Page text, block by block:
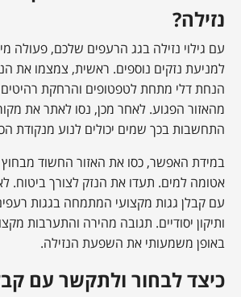
נזילה?
עם גילוי נזילה בגג הרעפים שלכם, פעולה
למניעת נזקים נוספים. ראשית, צמצמו את
הנחת דלי מתחת לטפטופים והרחקת
מהאזור הפגוע. לאחר מכן, נסו לאתר את
התחשבות בכך שמים יכולים לנוע מנקודת
במידת האפשר, כסו את האזור החשוד מבחוץ
אטומה למים. תעדו את הנזק לצורך ביטוח.
עם קבלן גגות מקצועי המתמחה בגגות
ותיקון יסודיים. תגובה מהירה והתערבות
באופן משמעותי את השפעת הנזילה.
כיצד לבחור ולתקשר עם